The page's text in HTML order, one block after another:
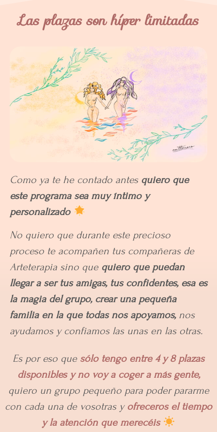
Las plazas son híper limitadas
Como ya te he contado antes quiero que
este programa sea muy íntimo y
personalizado
No quiero que durante este precioso
proceso te acompañen tus compañeras de
Arteterapia sino que quiero que puedan
llegar a ser tus amigas, tus confidentes, esa es
la magia del grupo, crear una pequeña
familia en la que todas nos apoyamos,nos
ayudamos y confiamos las unas en las otras.
Es por eso que sólo tengo entre 4 y 8 plazas
disponibles y no voy a coger a más gente,
quiero un grupo pequeño para poder pararme
con cada una de vosotras y ofreceros el tiempo
y la atención que merecéis